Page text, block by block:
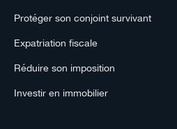
Protéger son conjoint survivant
Expatriation fiscale
Réduire son imposition
Investir en immobilier